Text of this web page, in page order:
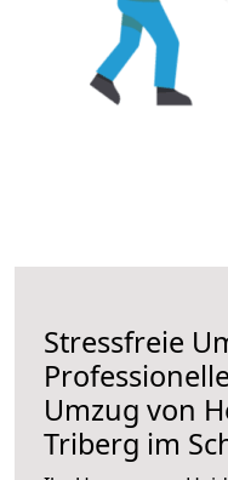
Stressfreie
Umzug von
Triberg im